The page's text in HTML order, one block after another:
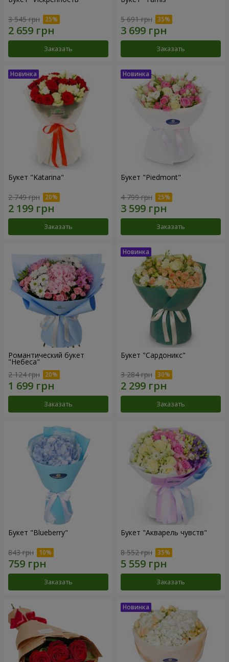
3 545 грн
Заказать
5 691 грн
Заказать
Букет "Katarina"
2 749 грн
Заказать
Букет "Piedmont"
4 799 грн
Заказать
Романтический букет
"Небеса"
2 124 грн
Заказать
Букет "Сардоникс"
3 284 грн
Заказать
Букет "Blueberry"
843 грн
Заказать
Букет "Акварель чувств"
8 552 грн
Заказать